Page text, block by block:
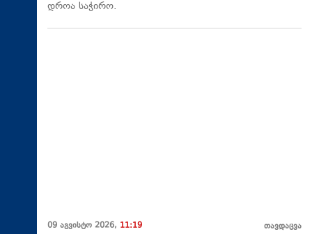
დროა საჭირო.
09 აგვისტო 2026, 11:19 თავდაცვა